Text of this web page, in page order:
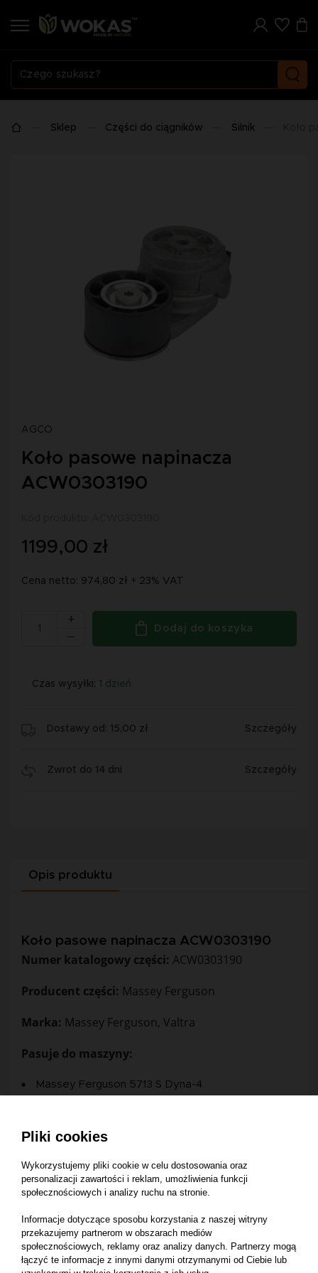
Sklep Części do ciągników Silnik
AGCO
Koło pasowe napinacza
ACW0303190
1199,00 zł
Cena netto: 974,80 zł + 23% VAT
+
Dodaj do koszyka
Czas wysyłki: 1 dzień
Dostawy od: 15,00 zł Szczegóły
Zwrot do 14 dni Szczegóły
Opis produktu
Koło pasowe napinacza ACW0303190
Numer katalogowy części: ACW0303190
Producent części: Massey Ferguson
Marka: Massey Ferguson, Valtra
Pasuje do maszyny:
Massey Ferguson 5713 S Dyna-4
Massey Ferguson 5711 SL Dyna-4
Massey Ferguson 5711 S Dyna-4
Massey Ferguson 5711 S Dyna-6
Massey Ferguson 5711 SL Dyna-6
Pliki cookies
Wykorzystujemy pliki cookie w celu dostosowania oraz
personalizacji zawartości i reklam, umożliwienia funkcji
społecznościowych i analizy ruchu na stronie.
Informacje dotyczące sposobu korzystania z naszej witryny
przekazujemy partnerom w obszarach mediów
społecznościowych, reklamy oraz analizy danych. Partnerzy mogą
łączyć te informacje z innymi danymi otrzymanymi od Ciebie lub